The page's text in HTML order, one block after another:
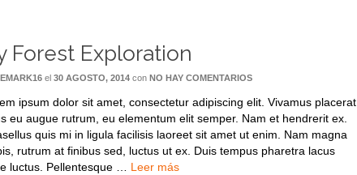
Forest Exploration
el30 AGOSTO, 2014 con NO HAY COMENTARIOS
ipsum dolor sit amet, consectetur adipiscing elit. Vivamus placerat
eu augue rutrum, eu elementum elit semper. Nam et hendrerit ex.
quis mi in ligula facilisis laoreet sit amet ut enim. Nam magna
rutrum at finibus sed, luctus ut ex. Duis tempus pharetra lacus
luctus. Pellentesque … Leer más